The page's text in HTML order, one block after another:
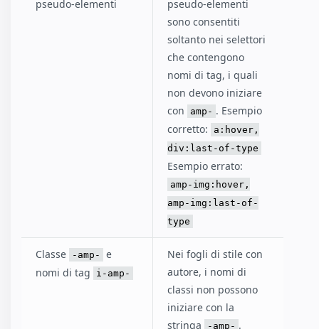
pseudo-elementi
pseudo-elementi
sono consentiti
soltanto nei selettori
che contengono
nomi di tag, i quali
non devono iniziare
con
amp- . Esempio
corretto:
a:hover,
div:last-of-type
Esempio errato:
amp-img:hover,
amp-img:last-of-
type
Classe -amp-
e
nomi di tag
i-amp-
Nei fogli di stile con
autore, i nomi di
classi non possono
iniziare con la
stringa
-amp- .